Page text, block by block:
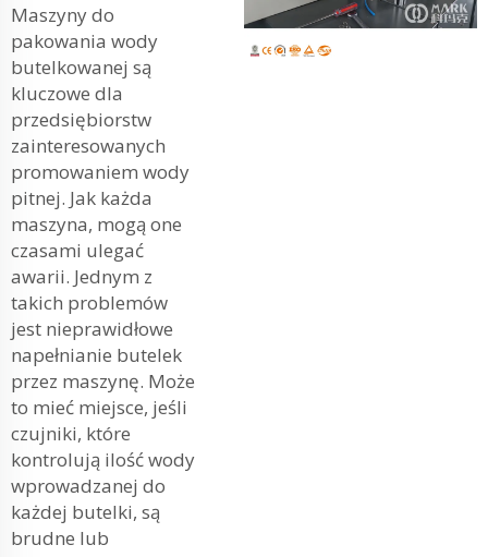
Maszyny do
pakowania wody
butelkowanej są
kluczowe dla
przedsiębiorstw
zainteresowanych
promowaniem wody
pitnej. Jak każda
maszyna, mogą one
czasami ulegać
awarii. Jednym z
takich problemów
jest nieprawidłowe
napełnianie butelek
przez maszynę. Może
to mieć miejsce, jeśli
czujniki, które
kontrolują ilość wody
wprowadzanej do
każdej butelki, są
brudne lub